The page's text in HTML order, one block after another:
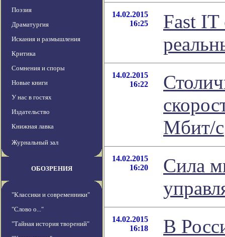
Поэзия
Драматургия
Искания и размышления
Критика
Сомнения и споры
Новые книги
У нас в гостях
Издательство
Книжная лавка
Журнальный зал
ОБОЗРЕНИЯ
"Классики и современники"
"Слово о..."
"Тайная история творений"
14.02.2015
16:25
Fast
14.02.2015
16:22
Мбит/с
14.02.2015
16:20
Сила
14.02.2015
16:18
В